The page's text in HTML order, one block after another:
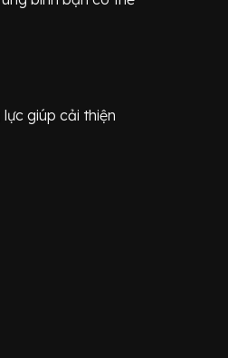
giúp cải thiện